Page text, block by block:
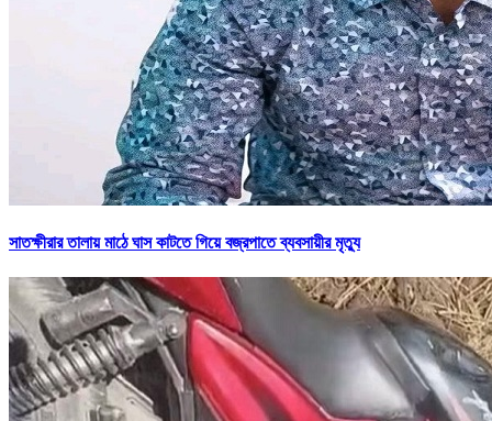
সাতক্ষীরার তালায় মাঠে ঘাস কাটতে গিয়ে বজ্রপাতে ব্যবসায়ীর মৃত্যু